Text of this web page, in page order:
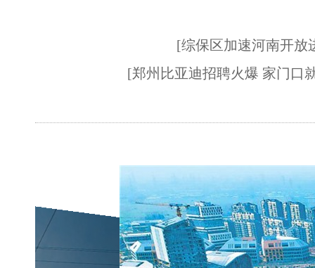
[综保区加速河南开放
[郑州比亚迪招聘火爆 家门口